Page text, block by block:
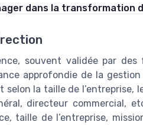
dans la transformation
souvent validée par des
approfondie de la gestion
la taille de l’entreprise,
directeur commercial,
taille de l’entreprise,